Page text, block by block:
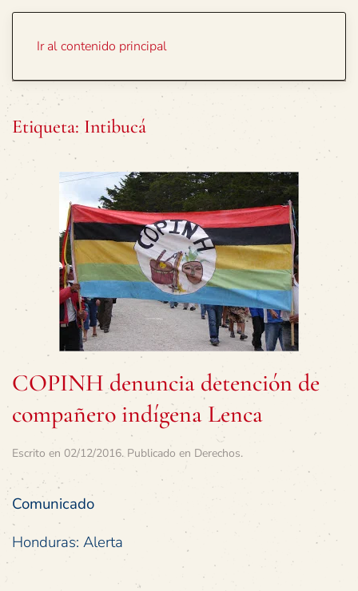
Ir al contenido principal
Etiqueta: Intibucá
COPINH denuncia detención de
compañero indígena Lenca
Escrito en 02/12/2016. Publicado en Derechos.
Comunicado
Honduras: Alerta